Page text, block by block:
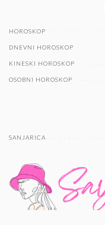
HOROSKOP
DNEVNI HOROSKOP
KINESKI HOROSKOP
OSOBNI HOROSKOP
SANJARICA